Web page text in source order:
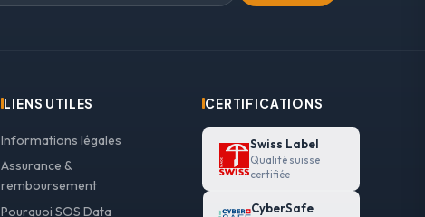
LIENS UTILES
Informations légales
Assurance &
remboursement
Pourquoi SOS Data
CERTIFICATIONS
Swiss Label
Qualité suisse
certifiée
CyberSafe